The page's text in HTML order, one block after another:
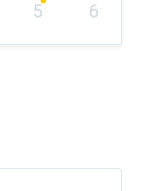
5
6